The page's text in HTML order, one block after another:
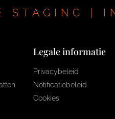
STAGING |
Legale informatie
Privacybeleid
Notificatiebeleid
Cookies